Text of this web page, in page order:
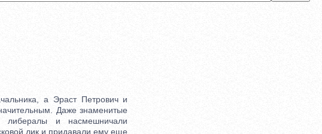
а Эраст Петрович и
Даже знаменитые
либералы и насмешничали
лик и придавали ему еще